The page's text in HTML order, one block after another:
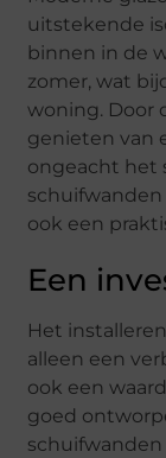
uitstekende
binnen in de
zomer, wat
woning. Door
genieten van
ongeacht het
ook een
Een
Het
alleen een
ook een
goed